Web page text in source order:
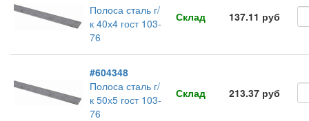
Полоса сталь г/
к 40х4 гост 103-
76
Склад 137.11 руб
#604348
Полоса сталь г/
к 50х5 гост 103-
76
Склад 213.37 руб